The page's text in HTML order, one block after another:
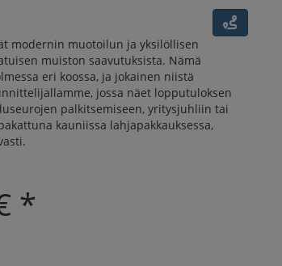
modernin muotoilun ja yksilöllisen
muiston saavutuksista. Nämä
eri koossa, ja jokainen niistä
jossa näet lopputuloksen
palkitsemiseen, yritysjuhliin tai
kauniissa lahjapakkauksessa,
*